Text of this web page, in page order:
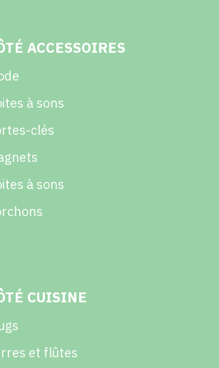
ACCESSOIRES
à sons
clés
à sons
CUISINE
et flûtes